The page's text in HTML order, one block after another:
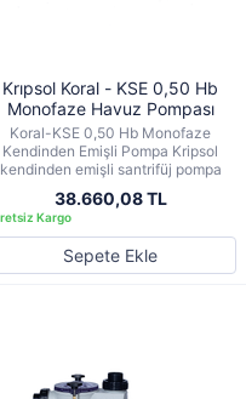
Krıpsol Koral - KSE 0,50 Hb
Monofaze Havuz Pompası
Koral-KSE 0,50 Hb Monofaze
Kendinden Emişli Pompa Kripsol
kendinden emişli santrifüj pompa
38.660,08 TL
Sepete Ekle